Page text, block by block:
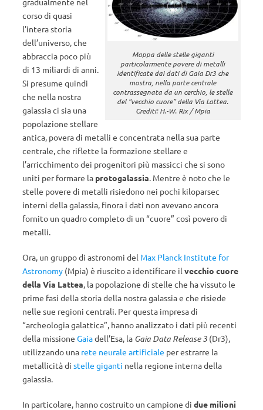
Mappa delle stelle giganti
particolarmente povere di metalli
identificate dai dati di Gaia Dr3 che
mostra, nella parte centrale
contrassegnata da un cerchio, le stelle
del “vecchio cuore” della Via Lattea.
Crediti: H.-W. Rix / Mpia
corso di quasi
l’intera storia
dell’universo, che
abbraccia poco più
di 13 miliardi di anni.
Si presume quindi
che nella nostra
galassia ci sia una
popolazione stellare
antica, povera di metalli e concentrata nella sua parte
centrale, che riflette la formazione stellare e
l’arricchimento dei progenitori più massicci che si sono
uniti per formare la protogalassia. Mentre è noto che le
stelle povere di metalli risiedono nei pochi kiloparsec
interni della galassia, finora i dati non avevano ancora
fornito un quadro completo di un “cuore” così povero di
metalli.
Ora, un gruppo di astronomi del Max Planck Institute for
Astronomy (Mpia) è riuscito a identificare il vecchio cuore
della Via Lattea, la popolazione di stelle che ha vissuto le
prime fasi della storia della nostra galassia e che risiede
nelle sue regioni centrali. Per questa impresa di
“archeologia galattica”, hanno analizzato i dati più recenti
della missione Gaiadell’Esa, la Gaia Data Release 3 (Dr3),
utilizzando una rete neurale artificiale per estrarre la
metallicità di stelle giganti nella regione interna della
galassia.
In particolare, hanno costruito un campione di due milioni